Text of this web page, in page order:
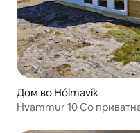
Дом во Hólmavík
Hvammur 10 Со